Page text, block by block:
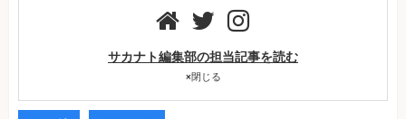
サカナト編集部の担当記事を読む
×閉じる